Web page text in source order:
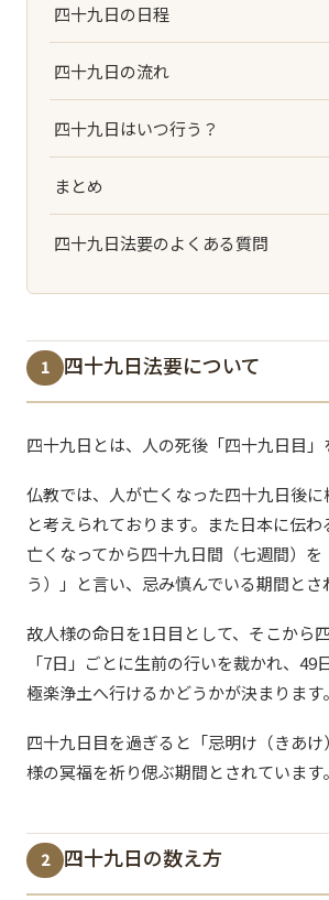
四十九日の日程
四十九日の流れ
四十九日はいつ行う？
まとめ
四十九日法要のよくある質問
1 四十九日法要について
四十九日とは、人の死後「四十九日目」
仏教では、人が亡くなった四十九日後に
と考えられております。また日本に伝
亡くなってから四十九日間（七週間）を
う）」と言い、忌み慎んでいる期間とさ
故人様の命日を1日目として、そこから
「7日」ごとに生前の行いを裁かれ、49
極楽浄土へ行けるかどうかが決まります。
四十九日目を過ぎると「忌明け（きあ
様の冥福を祈り偲ぶ期間とされています。
2 四十九日の数え方